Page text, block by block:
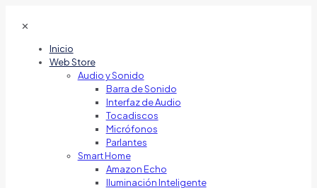
✕
Inicio
Web Store
Audio y Sonido
Barra de Sonido
Interfaz de Audio
Tocadiscos
Micrófonos
Parlantes
Smart Home
Amazon Echo
Iluminación Inteligente